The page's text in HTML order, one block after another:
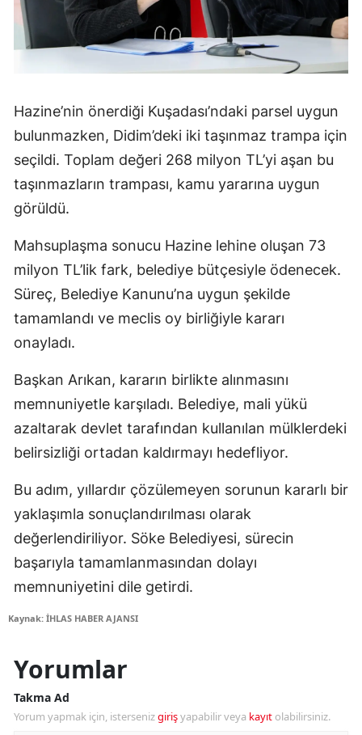
Hazine’nin önerdiği Kuşadası’ndaki parsel uygun
bulunmazken, Didim’deki iki taşınmaz trampa için
seçildi. Toplam değeri 268 milyon TL’yi aşan bu
taşınmazların trampası, kamu yararına uygun
görüldü.
Mahsuplaşma sonucu Hazine lehine oluşan 73
milyon TL’lik fark, belediye bütçesiyle ödenecek.
Süreç, Belediye Kanunu’na uygun şekilde
tamamlandı ve meclis oy birliğiyle kararı
onayladı.
Başkan Arıkan, kararın birlikte alınmasını
memnuniyetle karşıladı. Belediye, mali yükü
azaltarak devlet tarafından kullanılan mülklerdeki
belirsizliği ortadan kaldırmayı hedefliyor.
Bu adım, yıllardır çözülemeyen sorunun kararlı bir
yaklaşımla sonuçlandırılması olarak
değerlendiriliyor. Söke Belediyesi, sürecin
başarıyla tamamlanmasından dolayı
memnuniyetini dile getirdi.
Kaynak: İHLAS HABER AJANSI
Yorumlar
Takma Ad
Yorum yapmak için, istersenizgirişyapabilir veya kayıt olabilirsiniz.